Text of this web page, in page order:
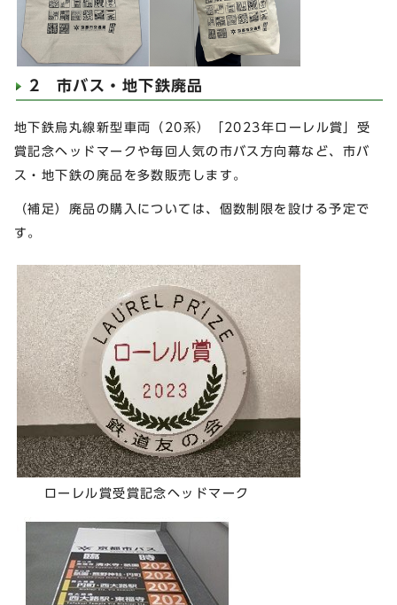
2 市バス・地下鉄廃品
地下鉄烏丸線新型車両（20系）「2023年ローレル賞」受
賞記念ヘッドマークや毎回人気の市バス方向幕など、市バ
ス・地下鉄の廃品を多数販売します。
（補足）廃品の購入については、個数制限を設ける予定で
す。
ローレル賞受賞記念ヘッドマーク